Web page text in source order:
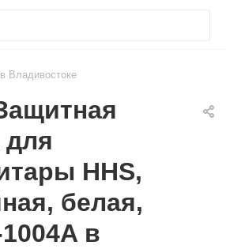
Владивостоке
для
HHS,
белая,
в